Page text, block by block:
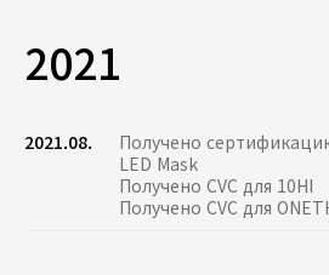
2021
2021.08.
Получено
LED Mask
Получено CVC для 10HI
Получено CVC для